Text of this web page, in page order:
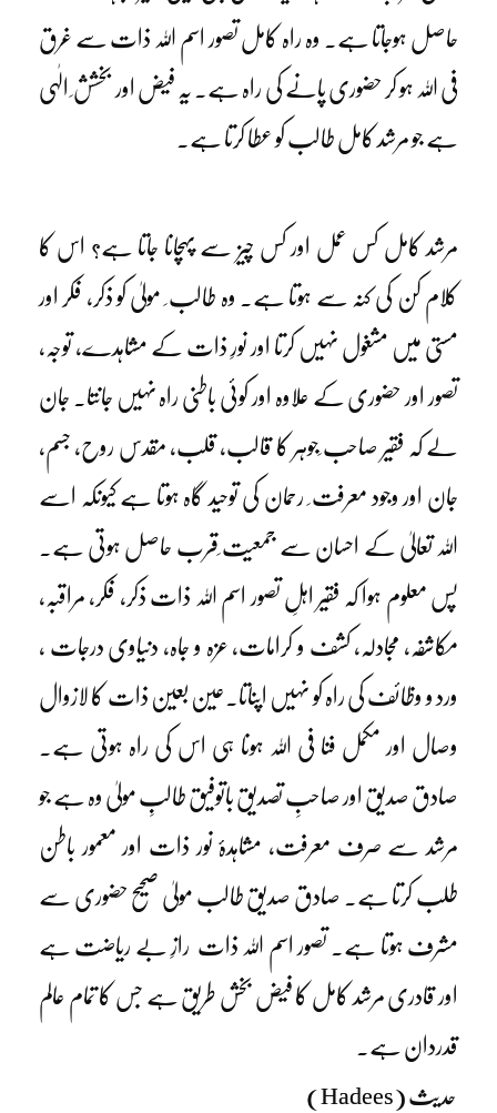
حاصل ہوجاتا ہے۔ وہ راہ کامل تصور اسم اللہ ذات سے غرق
فی اللہ ہو کر حضوری پانے کی راہ ہے۔ یہ فیض اور بخشش ِ الٰہی
ہے جو مرشد کامل طالب کو عطا کرتا ہے۔
مرشد کامل کس عمل اور کس چیز سے پہچانا جاتا ہے؟ اس کا
کلام کن کی کنہ سے ہوتا ہے۔ وہ طالب ِ مولیٰ کو ذکر، فکر اور
مستی میں مشغول نہیں کرتا اور نورِ ذات کے مشاہدے، توجہ،
تصور اور حضوری کے علاوہ اور کوئی باطنی راہ نہیں جانتا۔ جان
لے کہ فقیر صاحب ِجوہر کا قالب، قلب، مقدس روح، جسم،
جان اور وجود معرفت ِ رحمان کی توحید گاہ ہوتا ہے کیونکہ اسے
اللہ تعالیٰ کے احسان سے جمعیت ِقرب حاصل ہوتی ہے۔
پس معلوم ہوا کہ فقیر اہلِ تصور اسم اللہ ذات ذکر، فکر، مراقبہ،
مکاشفہ، مجادلہ، کشف و کرامات، عزہ و جاہ، دنیاوی درجات ،
ورد و وظائف کی راہ کو نہیں اپناتا۔عین بعین ذات کا لازوال
وصال اور مکمل فنا فی اللہ ہونا ہی اس کی راہ ہوتی ہے۔
صادق صدیق اور صاحبِ تصدیق باتوفیق طالبِ مولیٰ وہ ہے جو
مرشد سے صرف معرفت، مشاہدۂ نور ذات اور معمور باطن
طلب کرتا ہے۔ صادق صدیق طالب مولیٰ صحیح حضوری سے
مشرف ہوتا ہے۔ تصور اسم اللہ ذات رازِ بے ریاضت ہے
اور قادری مرشد کامل کا فیض بخش طریق ہے جس کا تمام عالم
قدردان ہے۔
حدیث (Hadees)